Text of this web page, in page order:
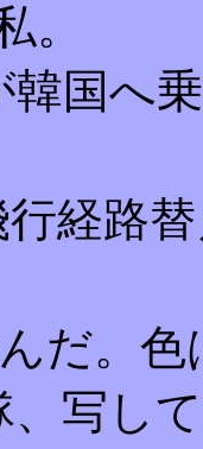
。
韓国へ
経路
だ。
、写し